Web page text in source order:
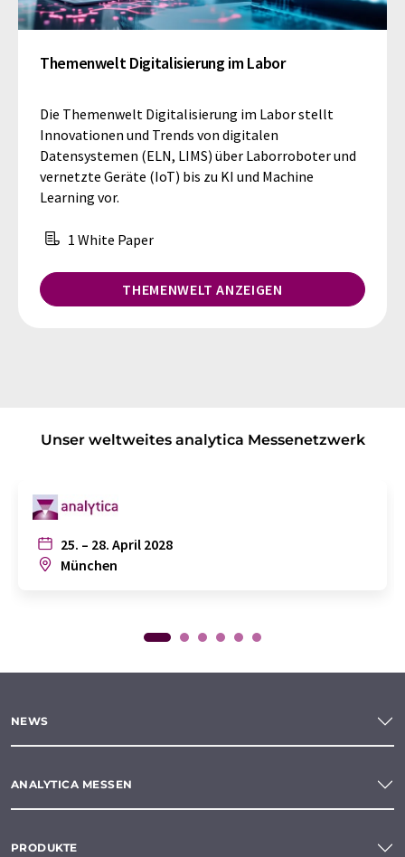
Themenwelt Digitalisierung im Labor
Die Themenwelt Digitalisierung im Labor stellt
Innovationen und Trends von digitalen
Datensystemen (ELN, LIMS) über Laborroboter und
vernetzte Geräte (IoT) bis zu KI und Machine
Learning vor.
1 White Paper
THEMENWELT ANZEIGEN
Unser weltweites analytica Messenetzwerk
25. – 28. April 2028
München
NEWS
ANALYTICA MESSEN
PRODUKTE